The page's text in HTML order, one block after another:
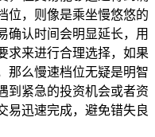
位，则像是乘坐慢悠悠的
确认时间会明显延长，用
求来进行合理选择，如果
那么慢速档位无疑是明智
到紧急的投资机会或者资
易迅速完成，避免错失良